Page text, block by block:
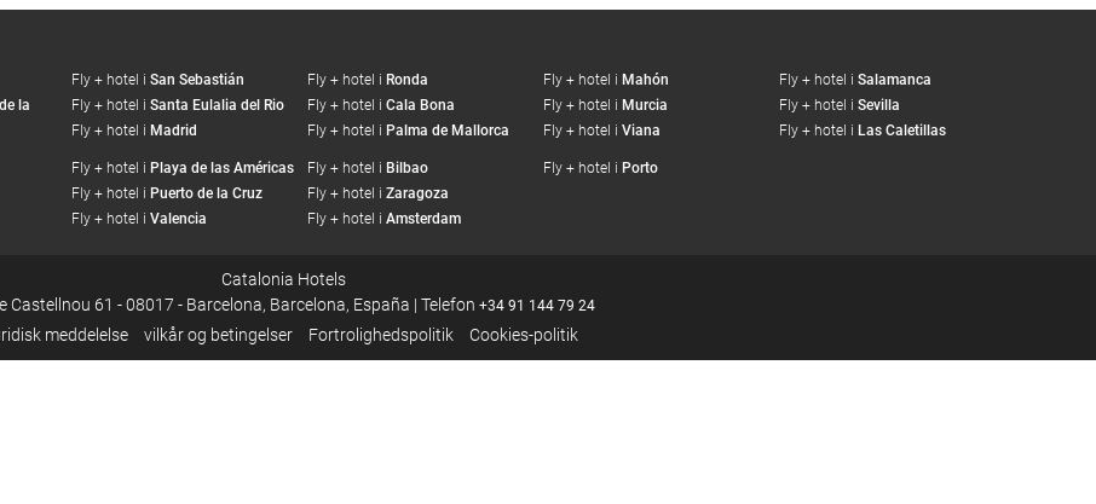
la
Fly + hotel i San Sebastián
Fly + hotel i Santa Eulalia del Rio
Fly + hotel i Madrid
Fly + hotel i Ronda
Fly + hotel i Cala Bona
Fly + hotel i Palma de Mallorca
Fly + hotel i Mahón
Fly + hotel i Murcia
Fly + hotel i Viana
Fly + hotel i Salamanca
Fly + hotel i Sevilla
Fly + hotel i Las Caletillas
Fly + hotel i Playa de las Américas
Fly + hotel i Puerto de la Cruz
Fly + hotel i Valencia
Fly + hotel i Bilbao
Fly + hotel i Zaragoza
Fly + hotel i Amsterdam
Fly + hotel i Porto
Catalonia Hotels
Castellnou 61 - 08017 - Barcelona, Barcelona, España | Telefon +34 91 144 79 24
meddelelse vilkår og betingelser Fortrolighedspolitik Cookies-politik